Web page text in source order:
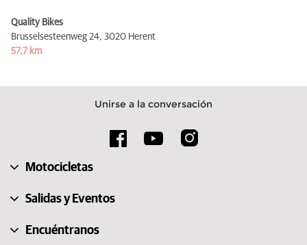
Quality Bikes
Brusselsesteenweg 24, 3020 Herent
57,7 km
Unirse a la conversación
Motocicletas
Salidas y Eventos
Encuéntranos